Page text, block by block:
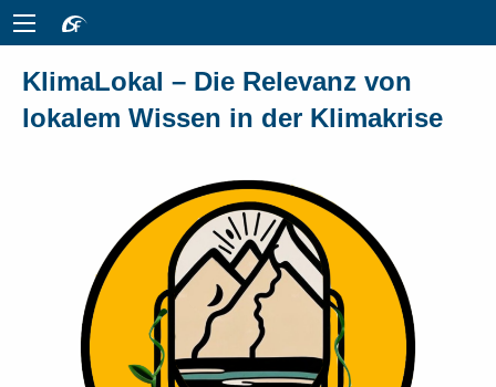
KlimaLokal – Die Relevanz von
lokalem Wissen in der Klimakrise